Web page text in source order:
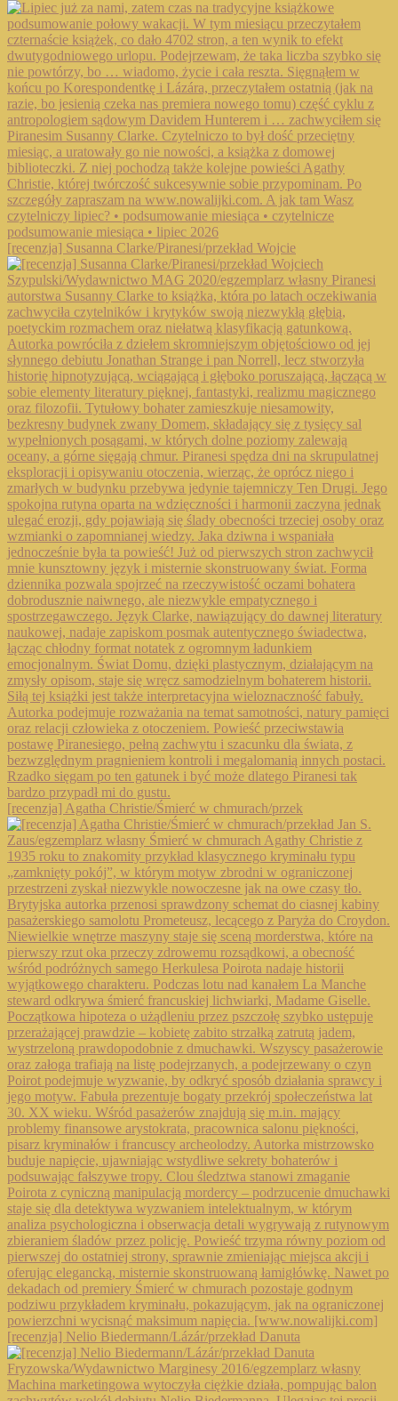
[recenzja] Susanna Clarke/Piranesi/przekład Wojcie
[recenzja] Agatha Christie/Śmierć w chmurach/przek
[recenzja] Nelio Biedermann/Lázár/przekład Danuta